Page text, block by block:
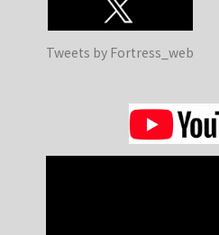
Tweets by Fortress_web